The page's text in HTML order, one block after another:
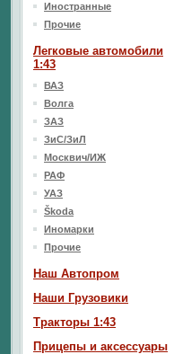
Иностранные
Прочие
Легковые автомобили
1:43
ВАЗ
Волга
ЗАЗ
ЗиС/ЗиЛ
Москвич/ИЖ
РАФ
УАЗ
Škoda
Иномарки
Прочие
Наш Aвтопром
Наши Грузовики
Тракторы 1:43
Прицепы и аксессуары